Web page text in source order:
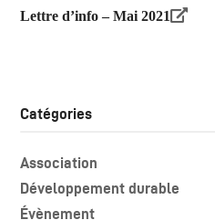
Lettre d’info – Mai 2021
Catégories
Association
Développement durable
Évènement